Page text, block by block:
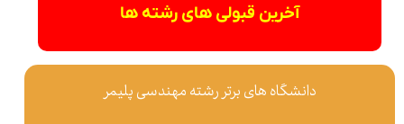
آخرین قبولی های رشته ها
دانشگاه های برتر رشته مهندسی پلیمر